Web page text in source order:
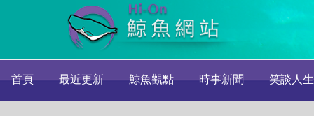
首頁 最近更新 鯨魚觀點 時事新聞 笑談人生